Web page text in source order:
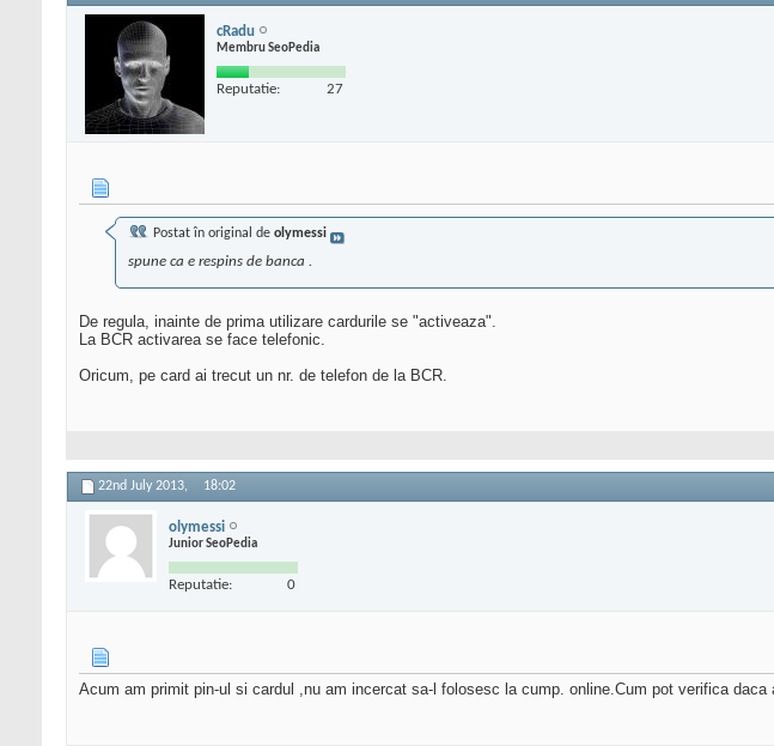
cRadu
Membru SeoPedia
Reputatie: 27
Postat în original de olymessi
spune ca e respins de banca .
De regula, inainte de prima utilizare cardurile se "activeaza".
La BCR activarea se face telefonic.
Oricum, pe card ai trecut un nr. de telefon de la BCR.
22nd July 2013, 18:02
olymessi
Junior SeoPedia
Reputatie: 0
Acum am primit pin-ul si cardul ,nu am incercat sa-l folosesc la cump. online.Cum pot verifica